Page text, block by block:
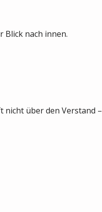
Blick nach innen.
nicht über den Verstand –